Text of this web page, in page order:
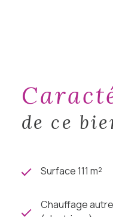
de ce
Surface 111 m²
Chauffage